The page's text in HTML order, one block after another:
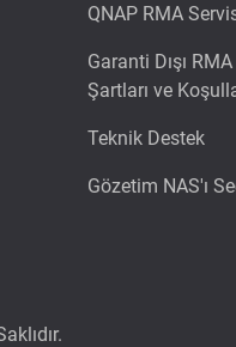
QNAP RMA
Garanti Dışı
Şartları ve
Teknik Destek
Gözetim NAS'ı